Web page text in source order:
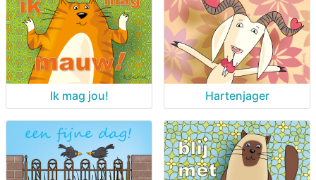
Ik mag jou! Hartenjager